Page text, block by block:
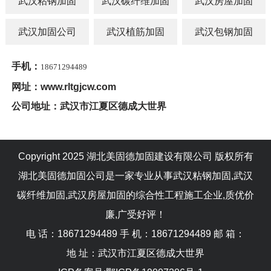
武汉加固公司 武汉植筋加固 武汉包钢加固
手机： 18671294489
网址：www.rltgjcw.com
公司地址：武汉市江夏区德成大世界
Copyright 2025 湖北美固德加固建设有限公司 版权所有
湖北美固德加固公司是一家专业从事武汉粘钢加固,武汉
碳纤维加固,武汉房屋加固的综合性工程施工企业,质优价
廉,广受好评！
电 话： 18671294489 手 机： 18671294489 邮 箱：
地 址： 武汉市江夏区德成大世界